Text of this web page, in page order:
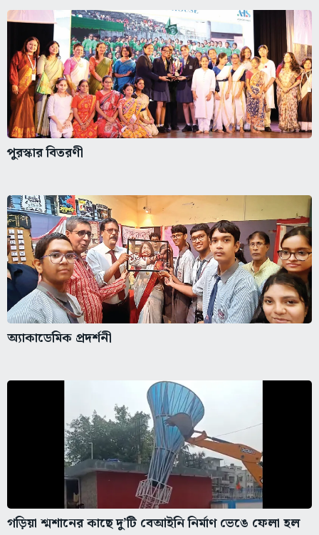
পুরস্কার বিতরণী
অ্যাকাডেমিক প্রদর্শনী
গড়িয়া শ্মশানের কাছে দু’টি বেআইনি নির্মাণ ভেঙে ফেলা হল